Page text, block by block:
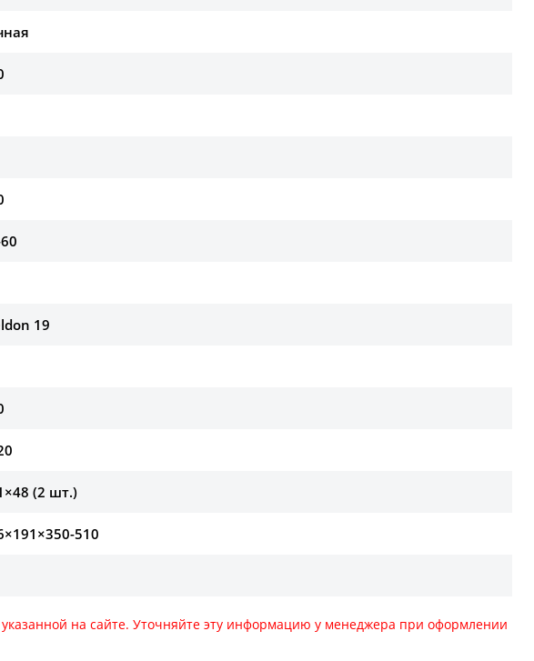
19
(2 шт.)
510
на сайте. Уточняйте эту информацию у менеджера при оформлении